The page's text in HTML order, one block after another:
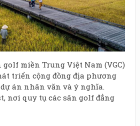
miền Trung Việt Nam (VGC)
triển cộng đồng địa phương
án nhân văn và ý nghĩa.
nơi quy tụ các sân golf đẳng